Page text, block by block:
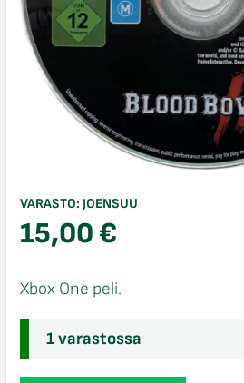
VARASTO: JOENSUU
15,00€
Xbox One peli.
1 varastossa